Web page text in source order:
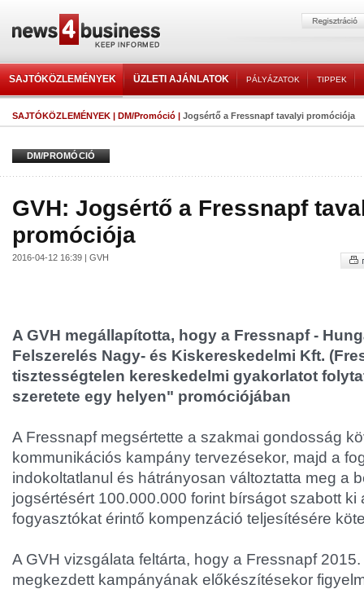
SAJTÓKÖZLEMÉNYEK ÜZLETI AJÁNLATOK PÁLYÁZATOK TIPPEK
SAJTÓKÖZLEMÉNYEK | DM/Promóció | Jogsértő a Fressnapf tavalyi promóciója
DM/PROMÓCIÓ
GVH: Jogsértő a Fressnapf
promóciója
2016-04-12 16:39 | GVH
A GVH megállapította, hogy a Fressnapf -
Felszerelés Nagy- és Kiskereskedelmi Kft.
tisztességtelen kereskedelmi gyakorlatot
szeretete egy helyen" promóciójában
A Fressnapf megsértette a szakmai gondosság
kommunikációs kampány tervezésekor, majd a
indokoltatlanul és hátrányosan változtatta meg a
jogsértésért 100.000.000 forint bírságot szabott ki
fogyasztókat érintő kompenzáció teljesítésére
A GVH vizsgálata feltárta, hogy a Fressnapf
megkezdett kampányának előkészítésekor